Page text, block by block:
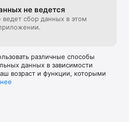
не ведется
ведет сбор данных в этом
различные способы
данных в зависимости
возраст и функции, которыми